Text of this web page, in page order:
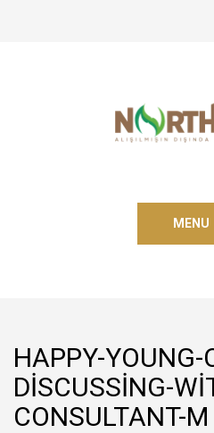
MENU
HAPPY-YOUNG-
DISCUSSING-
CONSULTANT-M